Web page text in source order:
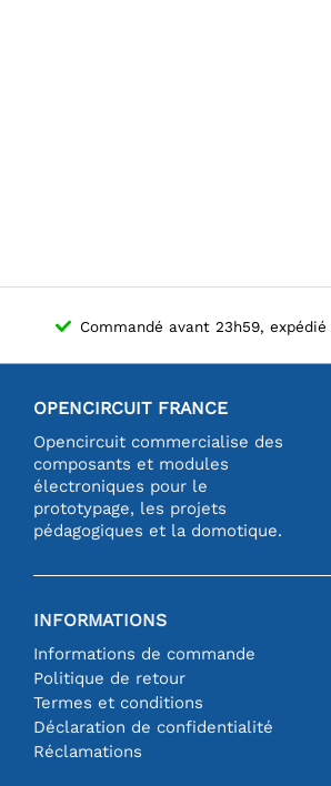
Commandé avant 23h59,
OPENCIRCUIT FRANCE
Opencircuit commercialise des
composants et modules
électroniques pour le
prototypage, les projets
pédagogiques et la domotique.
INFORMATIONS
Informations de commande
Politique de retour
Termes et conditions
Déclaration de confidentialité
Réclamations